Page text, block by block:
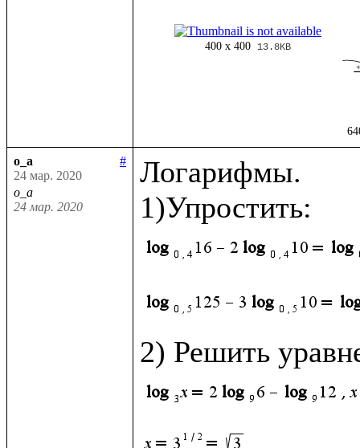
400 x 400 13.8KB
o_a
#
24 мар. 2020
o_a
24 мар. 2020
Логарифмы.